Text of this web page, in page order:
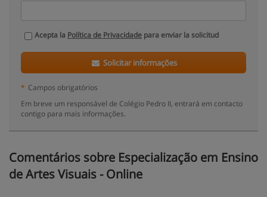
Acepta la Política de Privacidade para enviar la solicitud
Solicitar informações
* Campos obrigatórios
Em breve um responsável de Colégio Pedro II, entrará em contacto
contigo para mais informações.
Comentários sobre Especialização em Ensino
de Artes Visuais - Online